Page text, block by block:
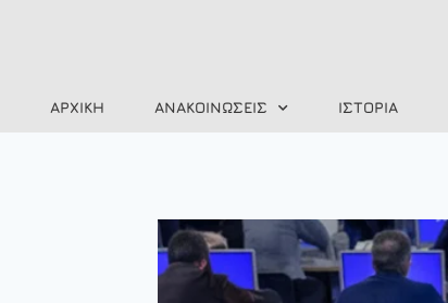
ΑΡΧΙΚΗ ΑΝΑΚΟΙΝΩΣΕΙΣ ΙΣΤΟΡΙΑ